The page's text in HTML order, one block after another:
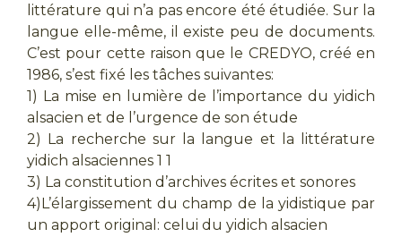
littérature qui n’a pas encore été étudiée. Sur la
langue elle-même, il existe peu de documents.
C’est pour cette raison que le CREDYO, créé en
1986, s’est fixé les tâches suivantes:
1) La mise en lumière de l’importance du yidich
alsacien et de l’urgence de son étude
2) La recherche sur la langue et la littérature
yidich alsaciennes 1 1
3) La constitution d’archives écrites et sonores
4)L’élargissement du champ de la yidistique par
un apport original: celui du yidich alsacien